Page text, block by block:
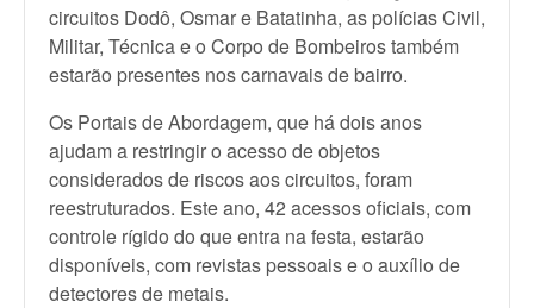
circuitos Dodô, Osmar e Batatinha, as polícias Civil,
Militar, Técnica e o Corpo de Bombeiros também
estarão presentes nos carnavais de bairro.
Os Portais de Abordagem, que há dois anos
ajudam a restringir o acesso de objetos
considerados de riscos aos circuitos, foram
reestruturados. Este ano, 42 acessos oficiais, com
controle rígido do que entra na festa, estarão
disponíveis, com revistas pessoais e o auxílio de
detectores de metais.